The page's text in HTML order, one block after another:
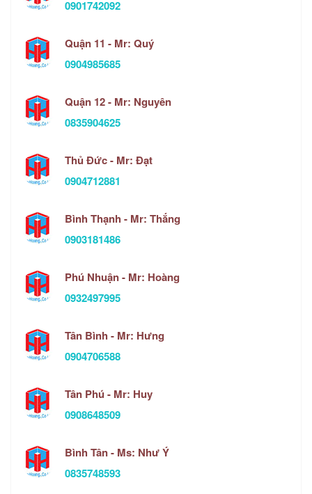
0901742092
Quận 11 - Mr: Quý
0904985685
Quận 12 - Mr: Nguyên
0835904625
Thủ Đức - Mr: Đạt
0904712881
Bình Thạnh - Mr: Thắng
0903181486
Phú Nhuận - Mr: Hoàng
0932497995
Tân Bình - Mr: Hưng
0904706588
Tân Phú - Mr: Huy
0908648509
Bình Tân - Ms: Như Ý
0835748593